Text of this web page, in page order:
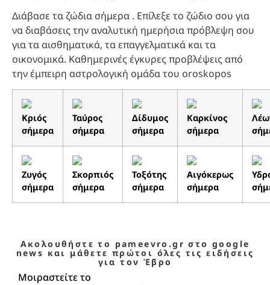
Διάβασε τα ζώδια σήμερα . Επίλεξε το ζώδιο σου για
να διαβάσεις την αναλυτική ημερήσια πρόβλεψη σου
για τα αισθηματικά, τα επαγγελματικά και τα
οικονομικά. Καθημερινές έγκυρες προβλέψεις από
την έμπειρη αστρολογική ομάδα του oroskopos
Κριός
σήμερα
Ταύρος
σήμερα
Δίδυμος
σήμερα
Καρκίνος
σήμερα
Ζυγός
σήμερα
Σκορπιός
σήμερα
Τοξότης
σήμερα
Αιγόκερως
σήμερα
Ακολουθήστε το pameevro.gr στο google
news και μάθετε πρώτοι όλες τις ειδήσεις
για τον Έβρο
Μοιραστείτε το